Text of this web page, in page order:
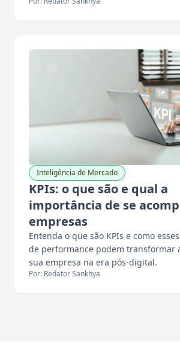
Inteligência de Mercado
KPIs: o que são e qual a
importância de se
empresas
Entenda o que são KPIs e como
de performance podem transformar
sua empresa na era pós-digital.
Por: Redator Sankhya